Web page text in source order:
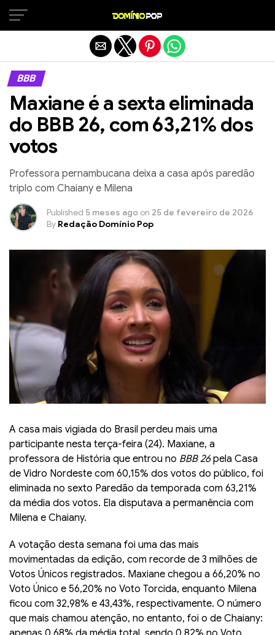
BBB
Maxiane é a sexta eliminada
do BBB 26, com 63,21% dos
votos
Professora pernambucana deixa a casa após paredão
triplo com Chaiany e Milena
Published 5 meses ago on 25 de fevereiro de 2026
By Redação Domínio Pop
A casa mais vigiada do Brasil perdeu mais uma
participante nesta terça-feira (24). Maxiane, a
professora de História que entrou no BBB 26pela Casa
de Vidro Nordeste com 60,15% dos votos do público, foi
eliminada no sexto Paredão da temporada com 63,21%
da média dos votos. Ela disputava a permanência com
Milena e Chaiany.
A votação desta semana foi uma das mais
movimentadas da edição, com recorde de 3 milhões de
Votos Únicos registrados. Maxiane chegou a 66,20% no
Voto Único e 56,20% no Voto Torcida, enquanto Milena
ficou com 32,98% e 43,43%, respectivamente. O número
que mais chamou atenção, no entanto, foi o de Chaiany:
Sair da versão mobile